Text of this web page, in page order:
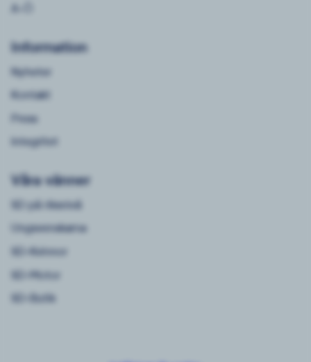
A-Ö
Information
Nyheter
Kontakt
Press
Integritet
Våra vänner
SD på riksnivå
Ungsvenskarna
SD-Kvinnor
SD-Motor
SD-Butik